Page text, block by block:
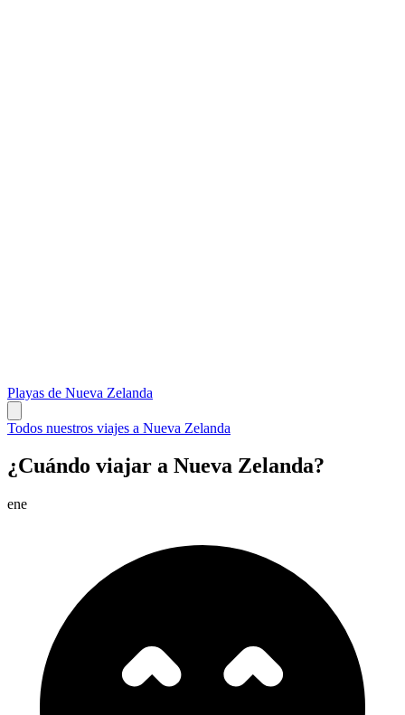
Playas de Nueva Zelanda
Todos nuestros viajes a Nueva Zelanda
¿Cuándo viajar a Nueva Zelanda?
ene